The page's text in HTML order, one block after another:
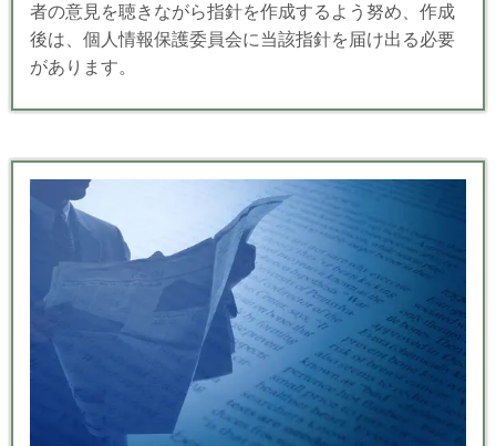
者の意見を聴きながら指針を作成するよう努め、作成
後は、個人情報保護委員会に当該指針を届け出る必要
があります。